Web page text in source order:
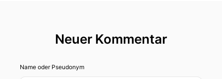
Neuer Kommentar
Name oder Pseudonym